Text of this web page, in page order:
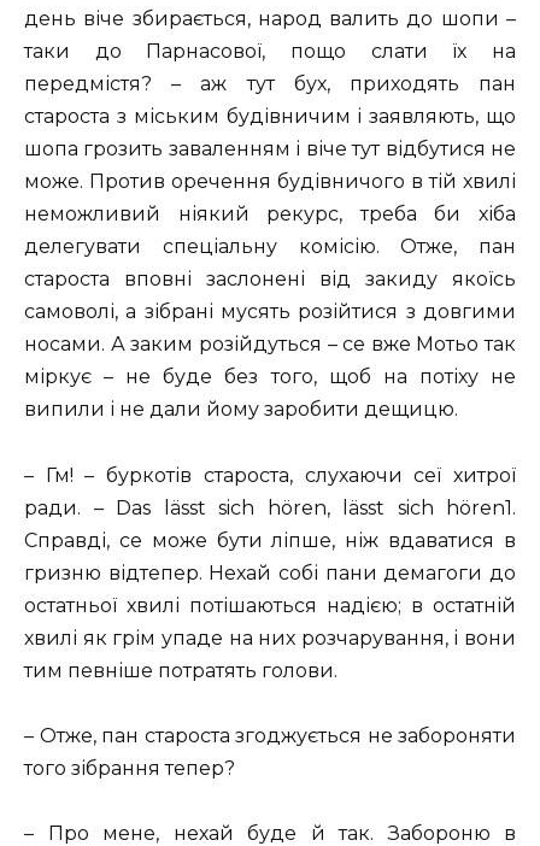
день віче збирається, народ валить до шопи –
таки до Парнасової, пощо слати їх на
передмістя? – аж тут бух, приходять пан
староста з міським будівничим і заявляють, що
шопа грозить заваленням і віче тут відбутися не
може. Против оречення будівничого в тій хвилі
неможливий ніякий рекурс, треба би хіба
делегувати спеціальну комісію. Отже, пан
староста вповні заслонені від закиду якоїсь
самоволі, а зібрані мусять розійтися з довгими
носами. А заким розійдуться – се вже Мотьо так
міркує – не буде без того, щоб на потіху не
випили і не дали йому заробити дещицю.
– Гм! – буркотів староста, слухаючи сеї хитрої
ради. – Das lässt sich hören, lässt sich hören1.
Справді, се може бути ліпше, ніж вдаватися в
гризню відтепер. Нехай собі пани демагоги до
остатньої хвилі потішаються надією; в остатній
хвилі як грім упаде на них розчарування, і вони
тим певніше потратять голови.
– Отже, пан староста згоджується не забороняти
того зібрання тепер?
– Про мене, нехай буде й так. Забороню в